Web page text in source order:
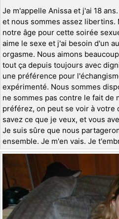
Je m'appelle Anissa et j'ai 18
et nous sommes assez libertins.
notre âge pour cette soirée
aime le sexe et j'ai besoin d'un
orgasme. Nous aimons
tout ça depuis toujours avec
une préférence pour
expérimenté. Nous sommes
ne sommes pas contre le fait de
préférez, on peut se voir à votre
savez ce que je veux, et vous
Je suis sûre que nous
ensemble. Je m'en vais. Je